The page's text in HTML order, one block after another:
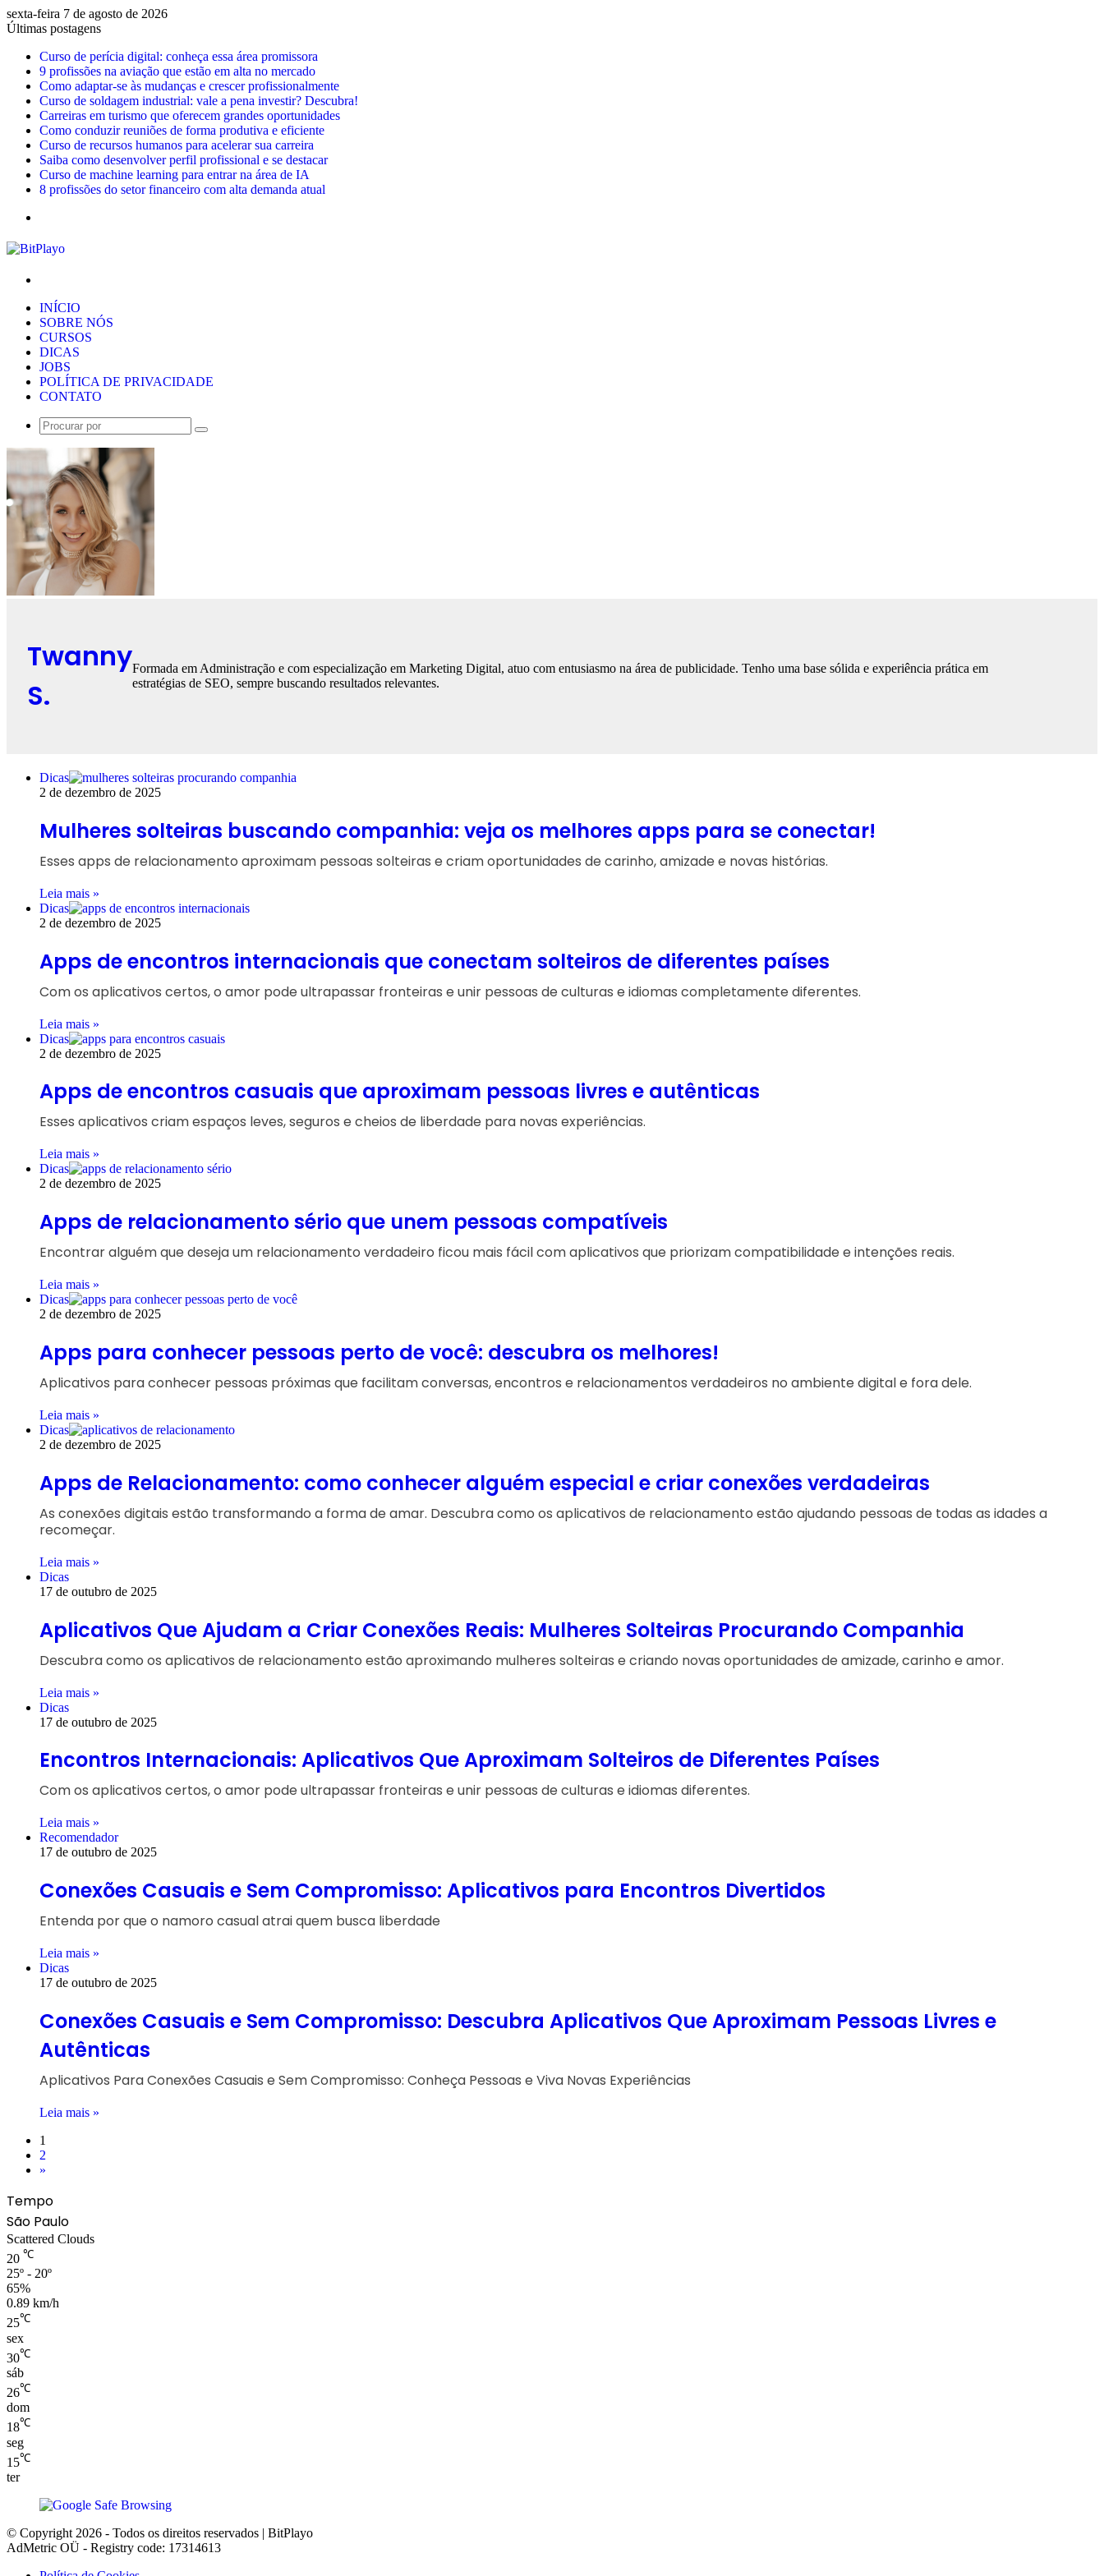
sexta-feira 7 de agosto de 2026
Últimas postagens
Curso de perícia digital: conheça essa área promissora
9 profissões na aviação que estão em alta no mercado
Como adaptar-se às mudanças e crescer profissionalmente
Curso de soldagem industrial: vale a pena investir? Descubra!
Carreiras em turismo que oferecem grandes oportunidades
Como conduzir reuniões de forma produtiva e eficiente
Curso de recursos humanos para acelerar sua carreira
Saiba como desenvolver perfil profissional e se destacar
Curso de machine learning para entrar na área de IA
8 profissões do setor financeiro com alta demanda atual
INÍCIO
SOBRE NÓS
CURSOS
DICAS
JOBS
POLÍTICA DE PRIVACIDADE
CONTATO
Procurar
Twanny
S.
Formada em Administração e com especialização em Marketing Digital, atuo com entusiasmo na área de publicidade. Tenho uma base sólida e experiência prática em
estratégias de SEO, sempre buscando resultados relevantes.
Dicas
2 de dezembro de 2025
Mulheres solteiras buscando companhia: veja os melhores apps para se conectar!
Esses apps de relacionamento aproximam pessoas solteiras e criam oportunidades de carinho, amizade e novas histórias.
Leia mais »
Dicas
2 de dezembro de 2025
Apps de encontros internacionais que conectam solteiros de diferentes países
Com os aplicativos certos, o amor pode ultrapassar fronteiras e unir pessoas de culturas e idiomas completamente diferentes.
Leia mais »
Dicas
2 de dezembro de 2025
Apps de encontros casuais que aproximam pessoas livres e autênticas
Esses aplicativos criam espaços leves, seguros e cheios de liberdade para novas experiências.
Leia mais »
Dicas
2 de dezembro de 2025
Apps de relacionamento sério que unem pessoas compatíveis
Encontrar alguém que deseja um relacionamento verdadeiro ficou mais fácil com aplicativos que priorizam compatibilidade e intenções reais.
Leia mais »
Dicas
2 de dezembro de 2025
Apps para conhecer pessoas perto de você: descubra os melhores!
Aplicativos para conhecer pessoas próximas que facilitam conversas, encontros e relacionamentos verdadeiros no ambiente digital e fora dele.
Leia mais »
Dicas
2 de dezembro de 2025
Apps de Relacionamento: como conhecer alguém especial e criar conexões verdadeiras
As conexões digitais estão transformando a forma de amar. Descubra como os aplicativos de relacionamento estão ajudando pessoas de todas as idades a
recomeçar.
Leia mais »
Dicas
17 de outubro de 2025
Aplicativos Que Ajudam a Criar Conexões Reais: Mulheres Solteiras Procurando Companhia
Descubra como os aplicativos de relacionamento estão aproximando mulheres solteiras e criando novas oportunidades de amizade, carinho e amor.
Leia mais »
Dicas
17 de outubro de 2025
Encontros Internacionais: Aplicativos Que Aproximam Solteiros de Diferentes Países
Com os aplicativos certos, o amor pode ultrapassar fronteiras e unir pessoas de culturas e idiomas diferentes.
Leia mais »
Recomendador
17 de outubro de 2025
Conexões Casuais e Sem Compromisso: Aplicativos para Encontros Divertidos
Entenda por que o namoro casual atrai quem busca liberdade
Leia mais »
Dicas
17 de outubro de 2025
Conexões Casuais e Sem Compromisso: Descubra Aplicativos Que Aproximam Pessoas Livres e
Autênticas
Aplicativos Para Conexões Casuais e Sem Compromisso: Conheça Pessoas e Viva Novas Experiências
Leia mais »
1
2
»
Tempo
São Paulo
Scattered Clouds
20 ℃
25º - 20º
65%
0.89 km/h
25℃
sex
30℃
sáb
26℃
dom
18℃
seg
15℃
ter
© Copyright 2026 - Todos os direitos reservados | BitPlayo
AdMetric OÜ - Registry code: 17314613